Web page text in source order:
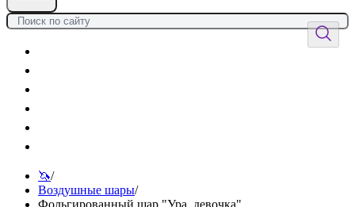
🦄/
Воздушные шары/
Фольгированный шар "Ура, девочка"